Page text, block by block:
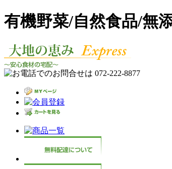
有機野菜/自然食品/無